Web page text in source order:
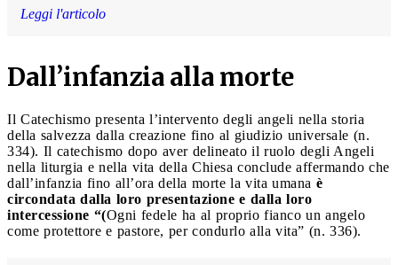
Leggi l'articolo
Dall’infanzia alla morte
Il Catechismo presenta l’intervento degli angeli nella storia
della salvezza dalla creazione fino al giudizio universale (n.
334). Il catechismo dopo aver delineato il ruolo degli Angeli
nella liturgia e nella vita della Chiesa conclude affermando che
dall’infanzia fino all’ora della morte la vita umana è
circondata dalla loro presentazione e dalla loro
intercessione “(Ogni fedele ha al proprio fianco un angelo
come protettore e pastore, per condurlo alla vita” (n. 336).